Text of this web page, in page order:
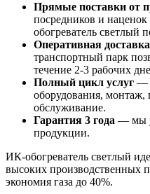
Прямые поставки от
посредников и
обогреватель светлый
Оперативная
транспортный парк
течение 2-3 рабочих
Полный цикл услуг —
оборудования, монтаж,
обслуживание.
Гарантия 3 года — мы
продукции.
ИК-обогреватель светлый
высоких производственных
экономия газа до 40%.